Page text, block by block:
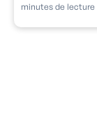
minutes de lecture